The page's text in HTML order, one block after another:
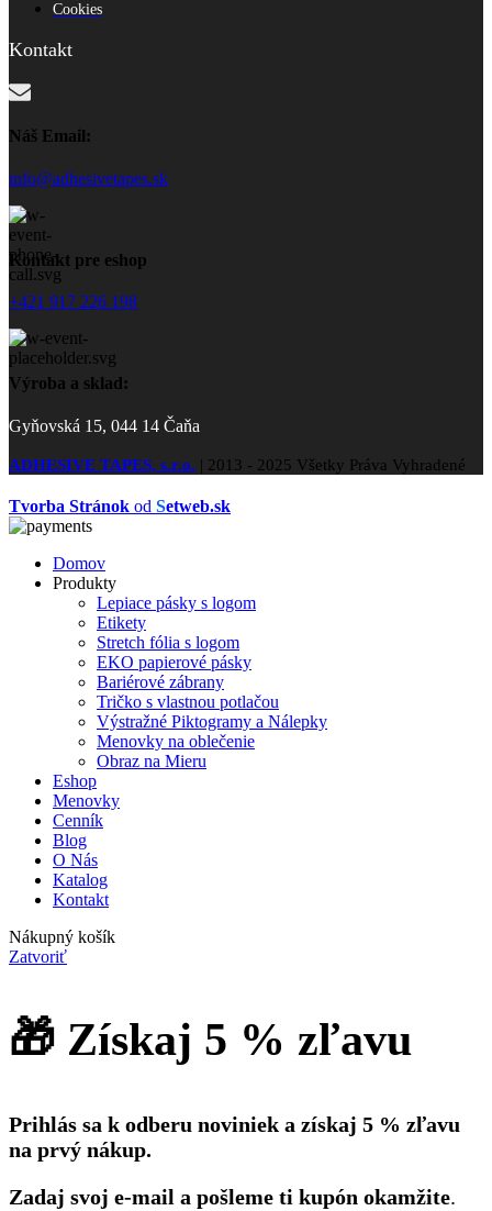
Cookies
Kontakt
Náš Email:
info@adhesivetapes.sk
Kontakt pre eshop
+421 917 226 198
Výroba a sklad:
Gyňovská 15, 044 14 Čaňa
ADHESIVE TAPES, s.r.o. | 2013 - 2025 Všetky Práva Vyhradené
Tvorba Stránok od Setweb.sk
Domov
Produkty
Lepiace pásky s logom
Etikety
Stretch fólia s logom
EKO papierové pásky
Bariérové zábrany
Tričko s vlastnou potlačou
Výstražné Piktogramy a Nálepky
Menovky na oblečenie
Obraz na Mieru
Eshop
Menovky
Cenník
Blog
O Nás
Katalog
Kontakt
Nákupný košík
Zatvoriť
🎁 Získaj 5 % zľavu
Prihlás sa k odberu noviniek a získaj 5 % zľavu
na prvý nákup.
Zadaj svoj e-mail a pošleme ti kupón okamžite.